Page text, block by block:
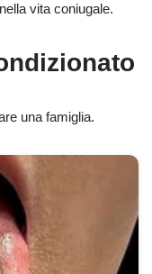
vita coniugale.
una famiglia.